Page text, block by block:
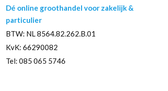
Dé online groothandel voor zakelijk &
particulier
BTW: NL 8564.82.262.B.01
KvK: 66290082
Tel: 085 065 5746